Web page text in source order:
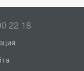
22 18